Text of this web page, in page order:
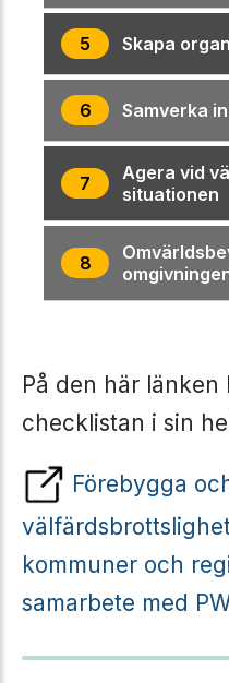
5 Skapa
6 Samverka
7
Agera vid
situationen
8
På den här
checklistan i sin
Förebygga
kommuner och
samarbete med